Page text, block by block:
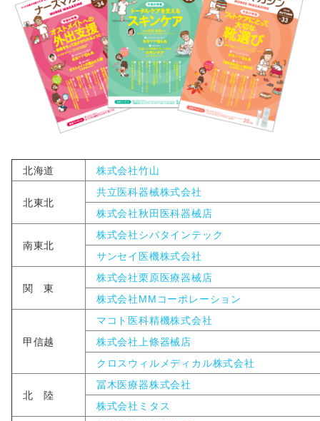
北海道 株式会社竹山
北東北
共立医科器械株式会社
株式会社秋田医科器械店
南東北
株式会社シバタインテック
サンセイ医機株式会社
関 東
株式会社栗原医療器械店
株式会社MMコーポレーション
甲信越
マコト医科精機株式会社
株式会社上條器械店
クロスウィルメディカル株式会社
北 陸
冨木医療器株式会社
株式会社ミタス